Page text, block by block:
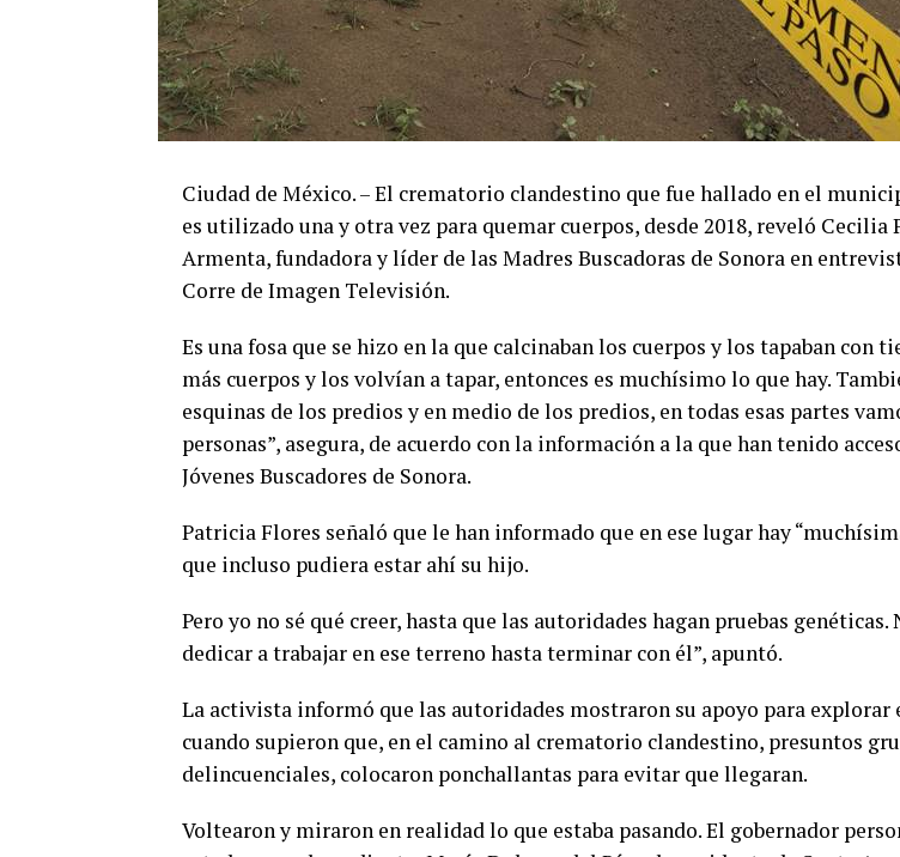
Ciudad de México. – El crematorio clandestino que fue hallado en el
es utilizado una y otra vez para quemar cuerpos, desde 2018, reveló Cecilia
Armenta, fundadora y líder de las Madres Buscadoras de Sonora en
Corre de Imagen Televisión.
Es una fosa que se hizo en la que calcinaban los cuerpos y los tapaban con
más cuerpos y los volvían a tapar, entonces es muchísimo lo que hay.
esquinas de los predios y en medio de los predios, en todas esas partes
personas”, asegura, de acuerdo con la información a la que han tenido
Jóvenes Buscadores de Sonora.
Patricia Flores señaló que le han informado que en ese lugar hay
que incluso pudiera estar ahí su hijo.
Pero yo no sé qué creer, hasta que las autoridades hagan pruebas genéticas.
dedicar a trabajar en ese terreno hasta terminar con él”, apuntó.
La activista informó que las autoridades mostraron su apoyo para explorar
cuando supieron que, en el camino al crematorio clandestino, presuntos
delincuenciales, colocaron ponchallantas para evitar que llegaran.
Voltearon y miraron en realidad lo que estaba pasando. El gobernador